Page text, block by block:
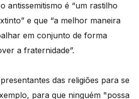
antissemitismo é “um rastilho
e que “a melhor maneira
em conjunto de forma
a fraternidade”.
das religiões para se
para que ninguém "possa